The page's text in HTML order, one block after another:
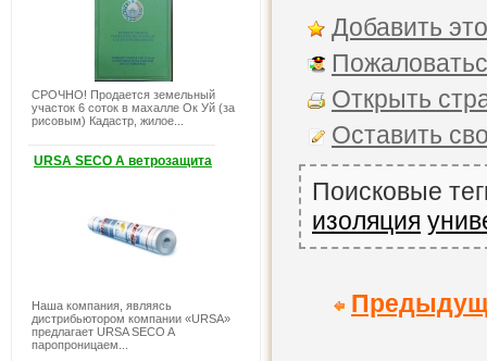
СРОЧНО! Продается земельный
участок 6 соток в махалле Ок Уй (за
рисовым) Кадастр, жилое...
URSA SECO A ветрозащита
Наша компания, являясь
дистрибьютором компании «URSA»
предлагает URSA SECO A
паропроницаем...
Добавить
Открыть
Оставить
Поисковые
изоляция